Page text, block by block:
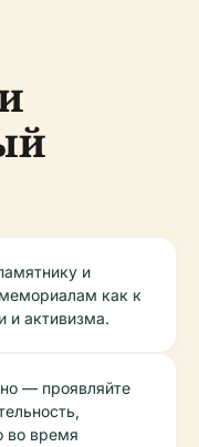
и
как к
и активизма.
— проявляйте
во время